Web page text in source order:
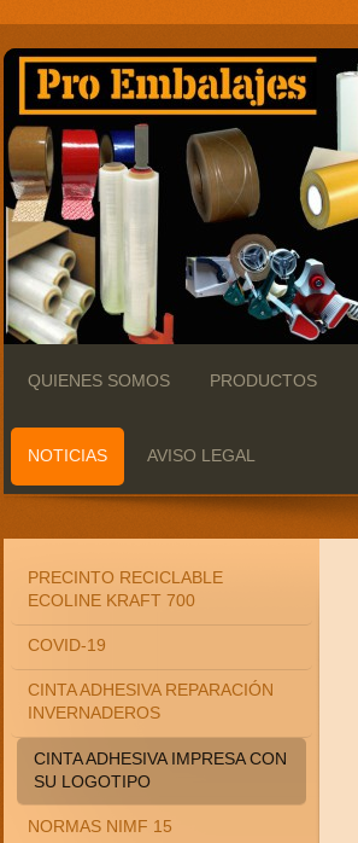
QUIENES SOMOS PRODUCTOS
NOTICIAS AVISO LEGAL
PRECINTO RECICLABLE
ECOLINE KRAFT 700
COVID-19
CINTA ADHESIVA REPARACIÓN
INVERNADEROS
CINTA ADHESIVA IMPRESA CON
SU LOGOTIPO
NORMAS NIMF 15